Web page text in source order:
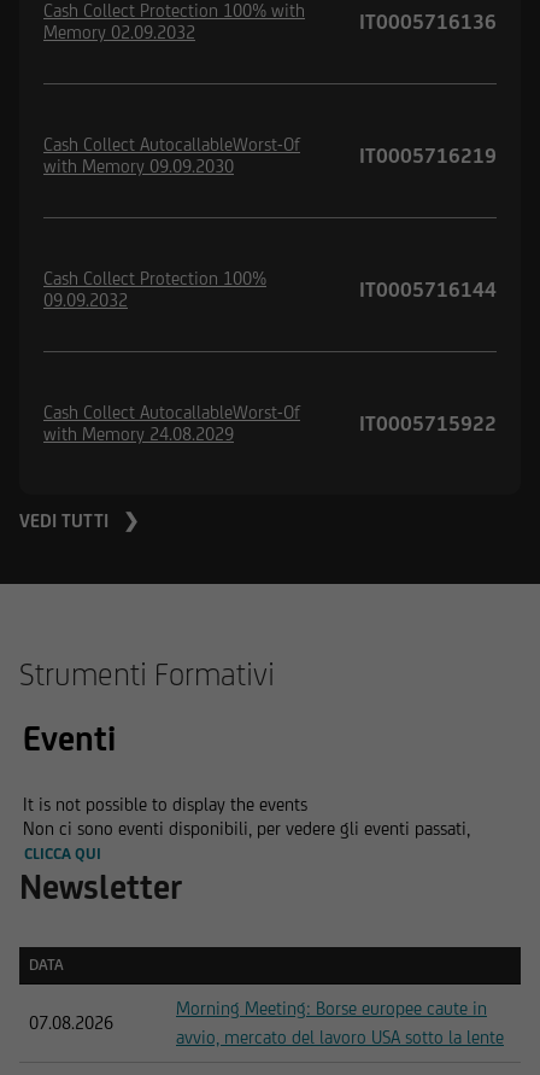
Cash Collect Protection 100% with
Memory 02.09.2032
IT0005716136
Cash Collect AutocallableWorst-Of
with Memory 09.09.2030
IT0005716219
Cash Collect Protection 100%
09.09.2032
IT0005716144
Cash Collect AutocallableWorst-Of
with Memory 24.08.2029
IT0005715922
VEDI TUTTI ❯
Strumenti Formativi
Eventi
It is not possible to display the events
Non ci sono eventi disponibili, per vedere gli eventi passati,
CLICCA QUI
Newsletter
DATA
07.08.2026
Morning Meeting: Borse europee caute in
avvio, mercato del lavoro USA sotto la lente